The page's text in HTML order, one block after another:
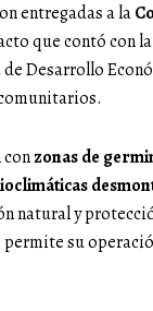
entregadas a la
que contó con
de Desarrollo
conzonas de
natural y
permite su